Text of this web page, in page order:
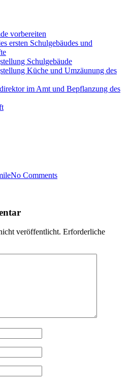
vorbereiten
ersten Schulgebäudes und
Schulgebäude
Küche und Umzäunung des
im Amt und Bepflanzung des
No Comments
veröffentlicht. Erforderliche